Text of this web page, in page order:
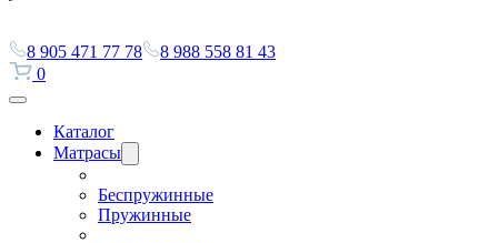
8 905 471 77 78
8 988 558 81 43
0
Каталог
Матрасы
Беспружинные
Пружинные